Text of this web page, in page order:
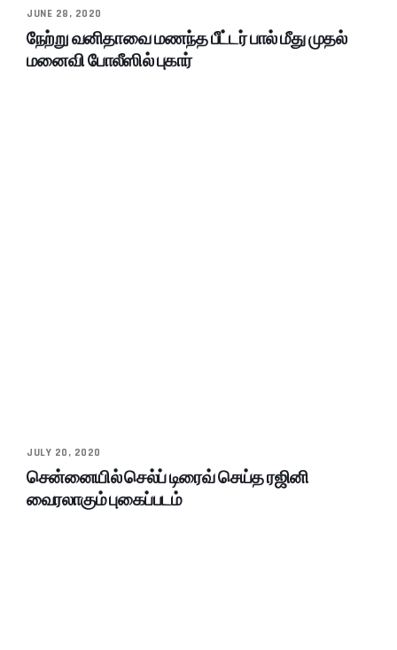
JUNE 28, 2020
நேற்று வனிதாவை மணந்த பீட்டர் பால் மீது முதல்
மனைவி போலீஸில் புகார்
JULY 20, 2020
சென்னையில் செல்ப் டிரைவ் செய்த ரஜினி
வைரலாகும் புகைப்படம்